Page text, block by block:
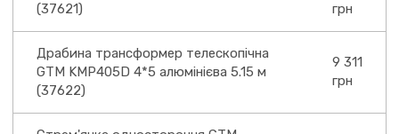
(37621)
грн
Драбина трансформер телескопічна
GTM KMP405D 4*5 алюмінієва 5.15 м
(37622)
9 311
грн